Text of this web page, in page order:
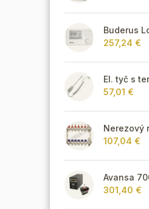
257,24 €
57,01 €
107,04 €
301,40 €